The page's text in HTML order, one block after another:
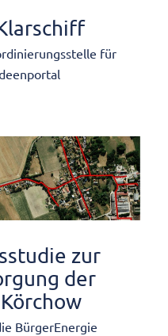
für
zur
der
BürgerEnergie